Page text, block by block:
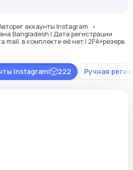
аккаунты Instagram
Bangladesh | Дата регистрации
mail. в комплекте её нет.| 2FA+резерв
Ручная
Instagram| 222